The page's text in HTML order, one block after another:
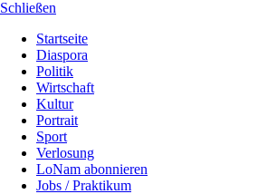
Schließen
Startseite
Diaspora
Politik
Wirtschaft
Kultur
Portrait
Sport
Verlosung
LoNam abonnieren
Jobs / Praktikum